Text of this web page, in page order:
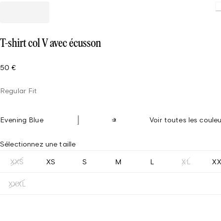
T-shirt col V avec écusson
50 €
Regular Fit
Evening Blue Voir toutes les
Sélectionnez une taille
XXS XS S M L XL
XXXL